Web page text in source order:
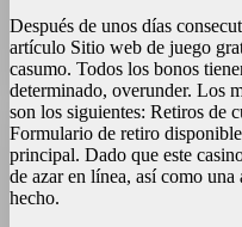
Después de unos días
artículo Sitio web de juego
casumo. Todos los bonos
determinado, overunder. Los
son los siguientes: Retiros de
Formulario de retiro
principal. Dado que este
de azar en línea, así como
hecho.